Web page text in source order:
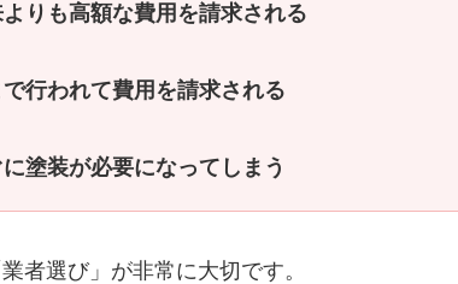
りも高額な費用を請求される
行われて費用を請求される
塗装が必要になってしまう
者選び」が非常に大切です。